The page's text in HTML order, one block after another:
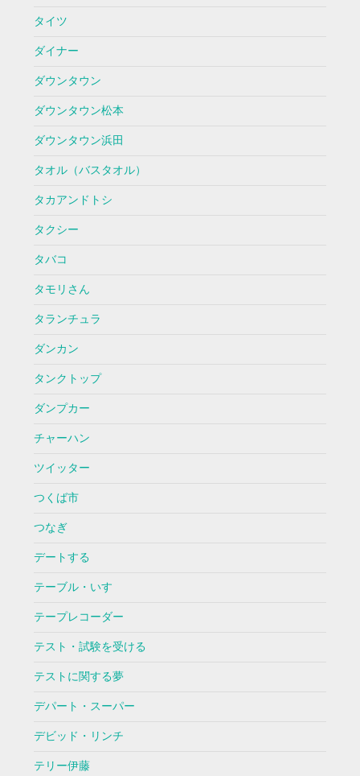
タイツ
ダイナー
ダウンタウン
ダウンタウン松本
ダウンタウン浜田
タオル（バスタオル）
タカアンドトシ
タクシー
タバコ
タモリさん
タランチュラ
ダンカン
タンクトップ
ダンプカー
チャーハン
ツイッター
つくば市
つなぎ
デートする
テーブル・いす
テープレコーダー
テスト・試験を受ける
テストに関する夢
デパート・スーパー
デビッド・リンチ
テリー伊藤